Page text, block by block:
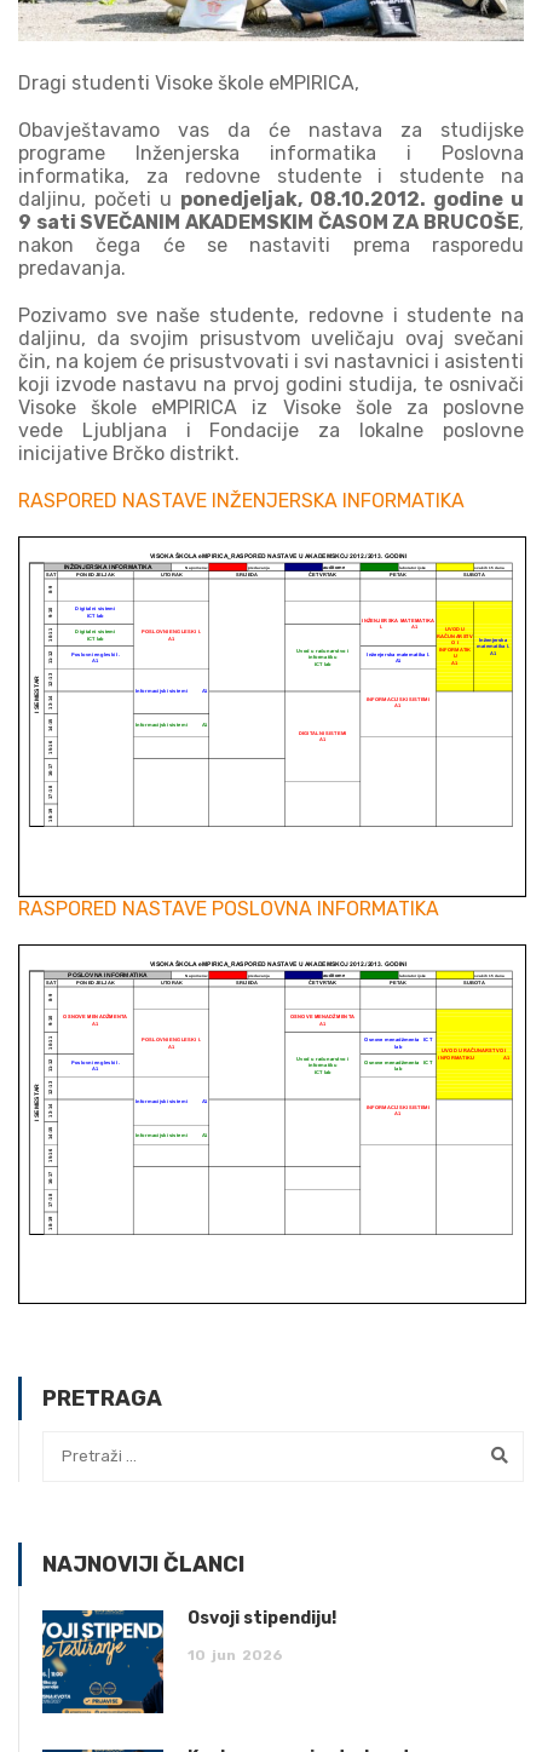
Dragi studenti Visoke škole eMPIRICA,
Obavještavamo vas da će nastava za studijske
programe Inženjerska informatika i Poslovna
informatika, za redovne studente i studente na
daljinu, početi u ponedjeljak, 08.10.2012. godine u
9 sati SVEČANIM AKADEMSKIM ČASOM ZA BRUCOŠE,
nakon čega će se nastaviti prema rasporedu
predavanja.
Pozivamo sve naše studente, redovne i studente na
daljinu, da svojim prisustvom uveličaju ovaj svečani
čin, na kojem će prisustvovati i svi nastavnici i asistenti
koji izvode nastavu na prvoj godini studija, te osnivači
Visoke škole eMPIRICA iz Visoke šole za poslovne
vede Ljubljana i Fondacije za lokalne poslovne
inicijative Brčko distrikt.
RASPORED NASTAVE INŽENJERSKA INFORMATIKA
RASPORED NASTAVE POSLOVNA INFORMATIKA
PRETRAGA
NAJNOVIJI ČLANCI
Osvoji stipendiju!
10 jun 2026